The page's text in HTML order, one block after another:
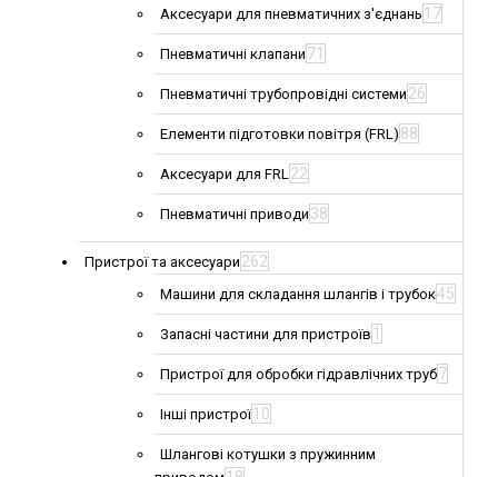
Аксесуари для пневматичних з'єднань 17
Пневматичні клапани 71
Пневматичні трубопровідні системи 26
Елементи підготовки повітря (FRL) 88
Аксесуари для FRL22
Пневматичні приводи 38
Пристрої та аксесуари 262
Машини для складання шлангів і трубок45
Запасні частини для пристроїв 1
Пристрої для обробки гідравлічних труб7
Інші пристрої 10
Шлангові котушки з пружинним